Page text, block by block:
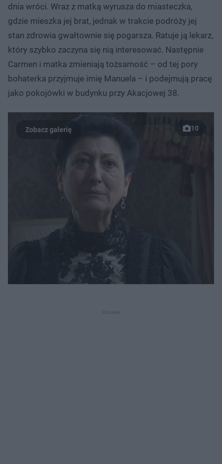
dnia wróci. Wraz z matką wyrusza do miasteczka,
gdzie mieszka jej brat, jednak w trakcie podróży jej
stan zdrowia gwałtownie się pogarsza. Ratuje ją lekarz,
który szybko zaczyna się nią interesować. Następnie
Carmen i matka zmieniają tożsamość – od tej pory
bohaterka przyjmuje imię Manuela – i podejmują pracę
jako pokojówki w budynku przy Akacjowej 38.
10